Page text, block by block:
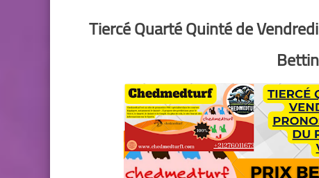
Tiercé Quarté Quinté de